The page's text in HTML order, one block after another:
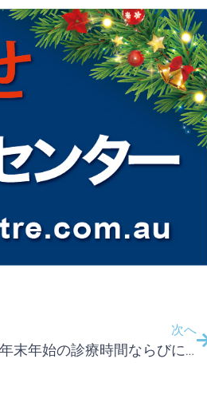
次へ
お知らせ：『年末年始の診療時間ならびに救急病院、海外旅行保険の手続きのご案内』